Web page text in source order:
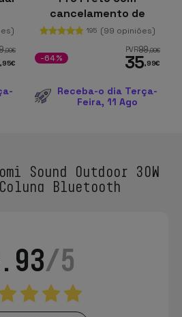
,99€
,95€
cancelamento de
ruído (ANC)
195 (99 opiniões)
PVR99,99€
35,99€
-64%
Receba-o dia Terça-
Feira, 11 Ago
Sound Outdoor 30W
Bluetooth
/5